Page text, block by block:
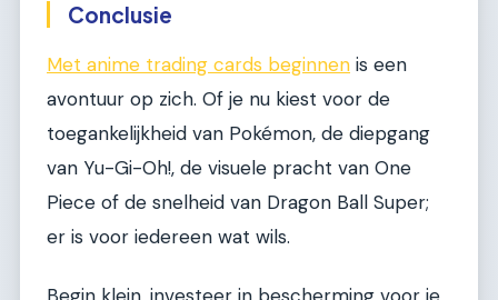
Conclusie
Met anime trading cards beginnen is een
avontuur op zich. Of je nu kiest voor de
toegankelijkheid van Pokémon, de diepgang
van Yu-Gi-Oh!, de visuele pracht van One
Piece of de snelheid van Dragon Ball Super;
er is voor iedereen wat wils.